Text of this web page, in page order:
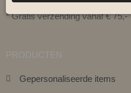
* Laat je producten
* Gratis verzending vanaf € 75,-
PRODUCTEN
Gepersonaliseerde items